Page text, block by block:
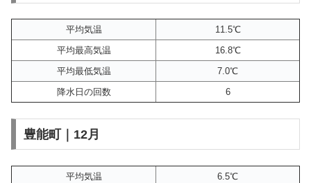
平均気温
11.5℃
平均最高気温
16.8℃
平均最低気温
7.0℃
降水日の回数
6
豊能町｜12月
平均気温
6.5℃